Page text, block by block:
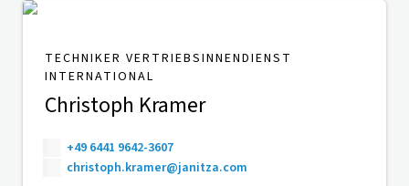
TECHNIKER VERTRIEBSINNENDIENST
INTERNATIONAL
Christoph Kramer
+49 6441 9642-3607
christoph.kramer@janitza.com